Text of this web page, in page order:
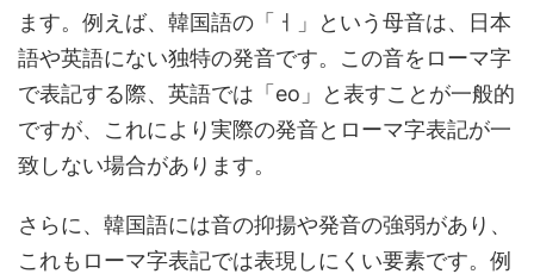
ます。例えば、韓国語の「ㅓ」という母音は、日本
語や英語にない独特の発音です。この音をローマ字
で表記する際、英語では「eo」と表すことが一般的
ですが、これにより実際の発音とローマ字表記が一
致しない場合があります。
さらに、韓国語には音の抑揚や発音の強弱があり、
これもローマ字表記では表現しにくい要素です。例